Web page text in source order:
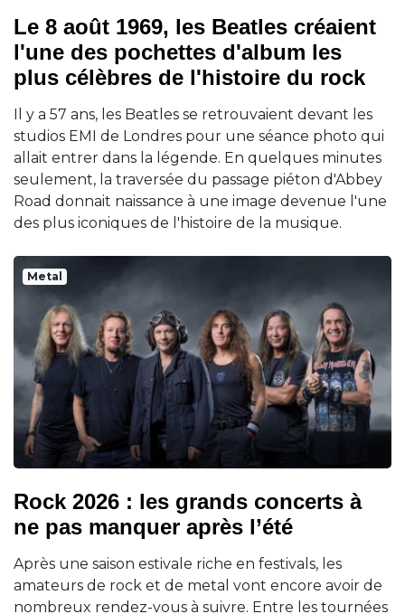
Le 8 août 1969, les Beatles créaient
l'une des pochettes d'album les
plus célèbres de l'histoire du rock
Il y a 57 ans, les Beatles se retrouvaient devant les
studios EMI de Londres pour une séance photo qui
allait entrer dans la légende. En quelques minutes
seulement, la traversée du passage piéton d'Abbey
Road donnait naissance à une image devenue l'une
des plus iconiques de l'histoire de la musique.
Metal
Rock 2026 : les grands concerts à
ne pas manquer après l’été
Après une saison estivale riche en festivals, les
amateurs de rock et de metal vont encore avoir de
nombreux rendez-vous à suivre. Entre les tournées